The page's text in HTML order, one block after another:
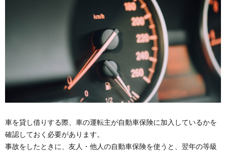
車を貸し借りする際、車の運転主が自動車保険に加入しているかを
確認しておく必要があります。
事故をしたときに、友人・他人の自動車保険を使うと、翌年の等級